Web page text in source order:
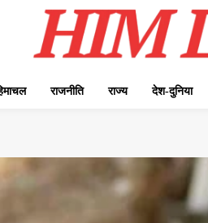
राजनीति राज्य देश-दुनिया